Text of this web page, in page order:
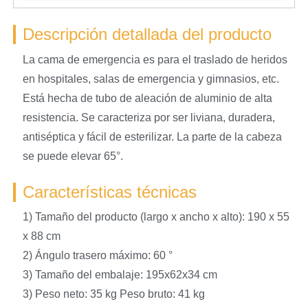
Descripción detallada del producto
La cama de emergencia es para el traslado de heridos
en hospitales, salas de emergencia y gimnasios, etc.
Está hecha de tubo de aleación de aluminio de alta
resistencia. Se caracteriza por ser liviana, duradera,
antiséptica y fácil de esterilizar. La parte de la cabeza
se puede elevar 65°.
Características técnicas
1) Tamaño del producto (largo x ancho x alto): 190 x 55
x 88 cm
2) Ángulo trasero máximo: 60 °
3) Tamaño del embalaje: 195x62x34 cm
3) Peso neto: 35 kg Peso bruto: 41 kg